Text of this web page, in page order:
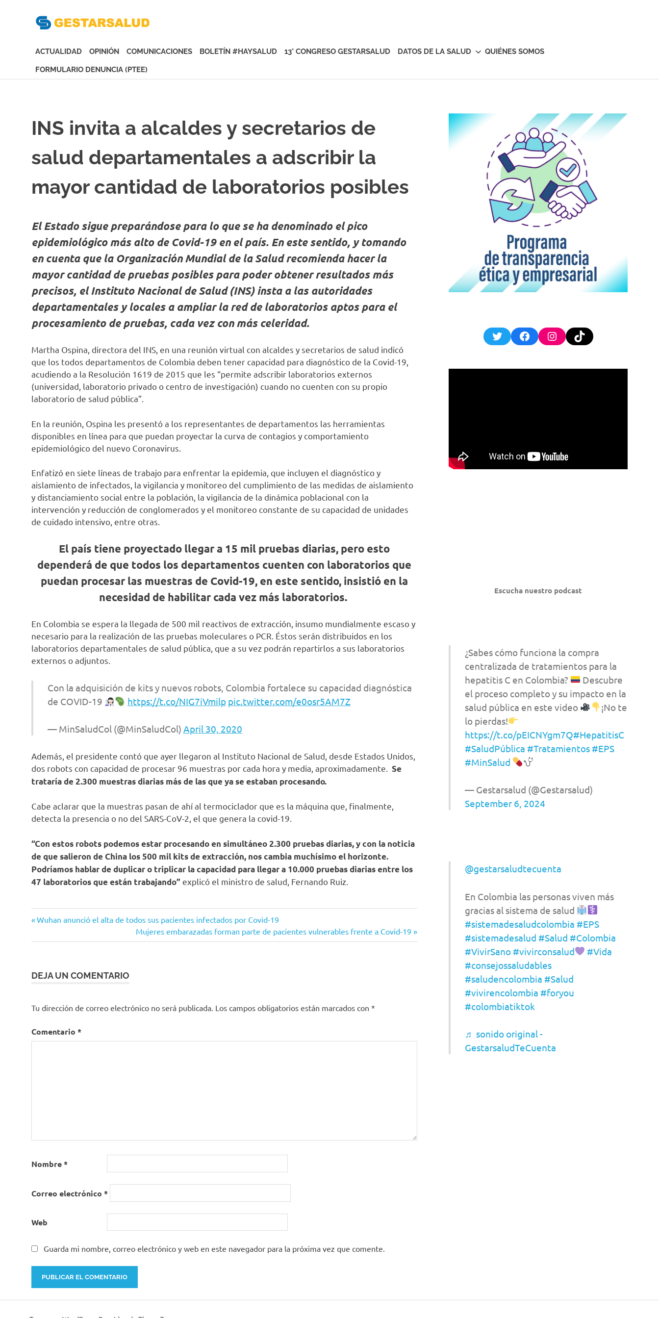
de
Gestoras
del
Salud
ACTUALIDAD OPINIÓN COMUNICACIONES BOLETÍN #HAYSALUD 13° CONGRESO GESTARSALUD DATOS DE LA SALUD QUIÉNES SOMOS
FORMULARIO DENUNCIA (PTEE)
INS invita a alcaldes y secretarios de
salud departamentales a adscribir la
mayor cantidad de laboratorios posibles
El Estado sigue preparándose para lo que se ha denominado el pico
epidemiológico más alto de Covid-19 en el país. En este sentido, y tomando
en cuenta que la Organización Mundial de la Salud recomienda hacer la
mayor cantidad de pruebas posibles para poder obtener resultados más
precisos, el Instituto Nacional de Salud (INS) insta a las autoridades
departamentales y locales a ampliar la red de laboratorios aptos para el
procesamiento de pruebas, cada vez con más celeridad.
Martha Ospina, directora del INS, en una reunión virtual con alcaldes y secretarios de salud indicó
que los todos departamentos de Colombia deben tener capacidad para diagnóstico de la Covid-19,
acudiendo a la Resolución 1619 de 2015 que les “permite adscribir laboratorios externos
(universidad, laboratorio privado o centro de investigación) cuando no cuenten con su propio
laboratorio de salud pública”.
En la reunión, Ospina les presentó a los representantes de departamentos las herramientas
disponibles en línea para que puedan proyectar la curva de contagios y comportamiento
epidemiológico del nuevo Coronavirus.
Enfatizó en siete líneas de trabajo para enfrentar la epidemia, que incluyen el diagnóstico y
aislamiento de infectados, la vigilancia y monitoreo del cumplimiento de las medidas de aislamiento
y distanciamiento social entre la población, la vigilancia de la dinámica poblacional con la
intervención y reducción de conglomerados y el monitoreo constante de su capacidad de unidades
de cuidado intensivo, entre otras.
El país tiene proyectado llegar a 15 mil pruebas diarias, pero esto
dependerá de que todos los departamentos cuenten con laboratorios que
puedan procesar las muestras de Covid-19, en este sentido, insistió en la
necesidad de habilitar cada vez más laboratorios.
En Colombia se espera la llegada de 500 mil reactivos de extracción, insumo mundialmente escaso y
necesario para la realización de las pruebas moleculares o PCR. Éstos serán distribuidos en los
laboratorios departamentales de salud pública, que a su vez podrán repartirlos a sus laboratorios
externos o adjuntos.
Con la adquisición de kits y nuevos robots, Colombia fortalece su capacidad diagnóstica
de COVID-19
https://t.co/NIG7iVmilp pic.twitter.com/e0osr5AM7Z
— MinSaludCol (@MinSaludCol) April 30, 2020
Además, el presidente contó que ayer llegaron al Instituto Nacional de Salud, desde Estados Unidos,
dos robots con capacidad de procesar 96 muestras por cada hora y media, aproximadamente.
Se
trataría de 2.300 muestras diarias más de las que ya se estaban procesando.
Cabe aclarar que la muestras pasan de ahí al termociclador que es la máquina que, finalmente,
detecta la presencia o no del SARS-CoV-2, el que genera la covid-19.
“Con estos robots podemos estar procesando en simultáneo 2.300 pruebas diarias, y con la noticia
de que salieron de China los 500 mil kits de extracción, nos cambia muchísimo el horizonte.
Podríamos hablar de duplicar o triplicar la capacidad para llegar a 10.000 pruebas diarias entre los
47 laboratorios que están trabajando” explicó el ministro de salud, Fernando Ruiz.
19
Navegación
de
Entrada
Wuhan anunció el alta de todos sus pacientes infectados por Covid-19
Siguiente
entrada:
Mujeres embarazadas forman parte de pacientes vulnerables frente a Covid-19
DEJA UN COMENTARIO
Tu dirección de correo electrónico no será publicada. Los campos obligatorios están marcados con *
Comentario *
Nombre*
Correo electrónico *
Web
Guarda mi nombre, correo electrónico y web en este navegador para la próxima vez que comente.
TwitterFacebookInstagram
TikTok
Escucha nuestro podcast
¿Sabes cómo funciona la compra
centralizada de tratamientos para la
hepatitis C en Colombia?
Descubre
el proceso completo y su impacto en la
salud pública en este video
¡No te
lo pierdas!
https://t.co/pEICNYgm7Q#HepatitisC
#SaludPública #Tratamientos #EPS
#MinSalud
— Gestarsalud (@Gestarsalud)
September 6, 2024
@gestarsaludtecuenta
En Colombia las personas viven más
gracias al sistema de salud
#sistemadesaludcolombia #EPS
#sistemadesalud #Salud #Colombia
#VivirSano #vivirconsalud
#Vida
#consejossaludables
#saludencolombia #Salud
#vivirencolombia #foryou
#colombiatiktok
♬ sonido original -
GestarsaludTeCuenta